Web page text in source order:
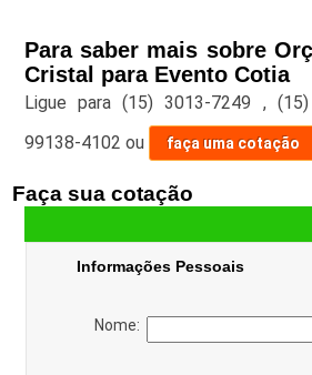
Para saber mais sobre
Cristal para Evento Cotia
Ligue para(15) 3013-7249 ,
99138-4102 ou faça uma cotação
Faça sua cotação
Informações Pessoais
Nome: